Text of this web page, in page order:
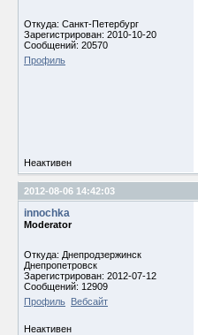
Откуда: Санкт-Петербург
Зарегистрирован: 2010-10-20
Сообщений: 20570
Профиль
Неактивен
2012-08-06 14:42:03
innochka
Moderator
Откуда: Днепродзержинск
Днепропетровск
Зарегистрирован: 2012-07-12
Сообщений: 12909
Профиль Вебсайт
Неактивен